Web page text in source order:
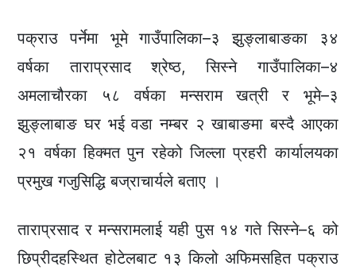
पक्राउ पर्नेमा भूमे गाउँपालिका–३ झुङ्लाबाङका ३४
वर्षका ताराप्रसाद श्रेष्ठ, सिस्ने गाउँपालिका–४
अमलाचौरका ५८ वर्षका मन्सराम खत्री र भूमे–३
झुङ्लाबाङ घर भई वडा नम्बर २ खाबाङमा बस्दै आएका
२१ वर्षका हिक्मत पुन रहेको जिल्ला प्रहरी कार्यालयका
प्रमुख गजुसिद्धि बज्राचार्यले बताए ।
ताराप्रसाद र मन्सरामलाई यही पुस १४ गते सिस्ने–६ को
छिप्रीदहस्थित होटेलबाट १३ किलो अफिमसहित पक्राउ